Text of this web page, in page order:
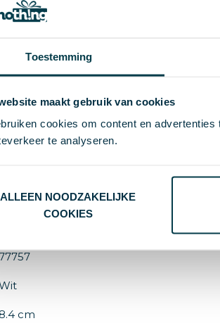
Toestemming
maakt gebruik van cookies
cookies om content en
te analyseren.
ALLEEN NOODZAKELIJKE
COOKIES
overbelasting van de powerbank.
vergroot. Blokkeersysteem
in overeenstemming met de
T
8.4 cm